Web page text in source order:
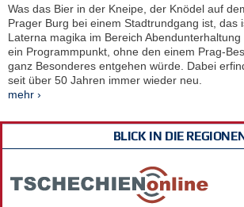
Was das Bier in der Kneipe, der Knödel auf
Prager Burg bei einem Stadtrundgang ist, das
Laterna magika im Bereich
ein Programmpunkt, ohne den einem Prag-
ganz Besonderes entgehen würde. Dabei
seit über 50 Jahren immer wieder neu.
mehr ›
BLICK IN DIE